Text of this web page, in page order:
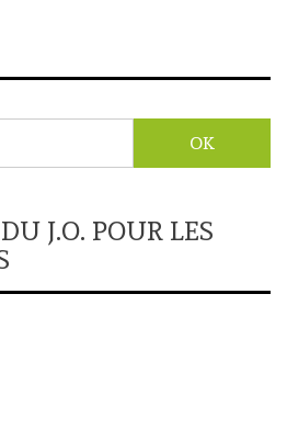
J.O. POUR LES